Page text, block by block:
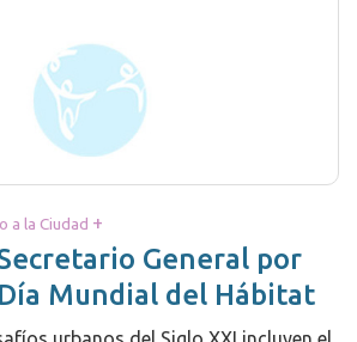
a la Ciudad +
General por
Mundial del Hábitat